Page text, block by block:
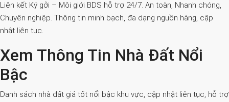
Liên kết Ký gởi – Môi giới BDS hỗ trợ 24/7. An toàn, Nhanh chóng,
Chuyên nghiệp. Thông tin minh bạch, đa dạng nguồn hàng, cập
nhật liên tục.
Xem Thông Tin Nhà Đất Nổi
Bậc
Danh sách nhà đất giá tốt nổi bậc khu vực, cập nhật liên tục, hỗ trợ